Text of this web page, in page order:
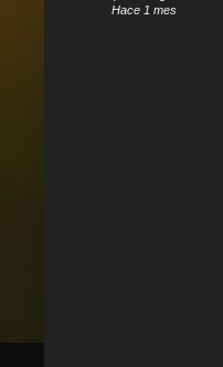
Hace 1 mes